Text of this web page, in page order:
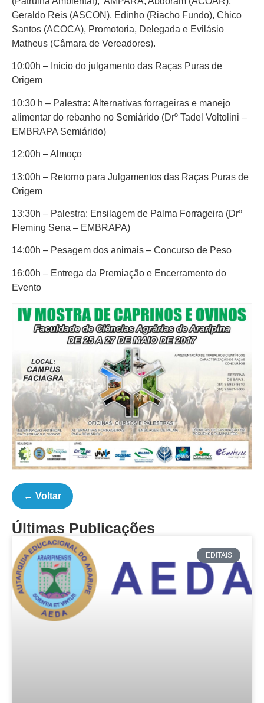
Geraldo Reis (ASCON), Edinho (Riacho Fundo), Chico
Santos (ACOCA), Promotoria, Delegada e Evilásio
Matheus (Câmara de Vereadores).
10:00h – Inicio do julgamento das Raças Puras de
Origem
10:30 h – Palestra: Alternativas forrageiras e manejo
alimentar do rebanho no Semiárido (Drº Tadel Voltolini –
EMBRAPA Semiárido)
12:00h – Almoço
13:00h – Retorno para Julgamentos das Raças Puras de
Origem
13:30h – Palestra: Ensilagem de Palma Forrageira (Drº
Fleming Sena – EMBRAPA)
14:00h – Pesagem dos animais – Concurso de Peso
16:00h – Entrega da Premiação e Encerramento do
Evento
← Voltar
Últimas Publicações
EDITAIS